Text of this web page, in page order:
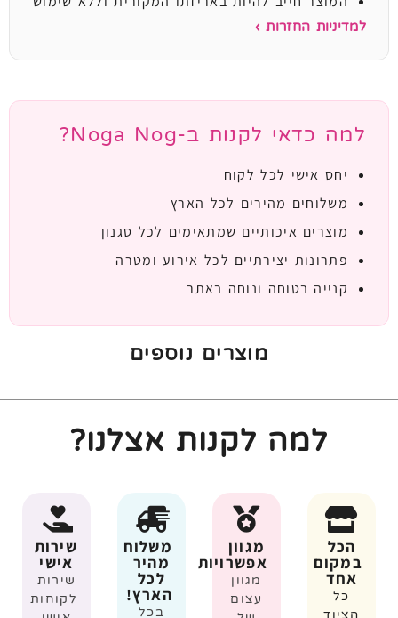
למדיניות החזרות ›
למה כדאי לקנות ב-Noga Nog?
יחס אישי לכל לקוח
משלוחים מהירים לכל הארץ
מוצרים איכותיים שמתאימים לכל סגנון
פתרונות יצירתיים לכל אירוע ומטרה
קנייה בטוחה ונוחה באתר
מוצרים נוספים
למה לקנות אצלנו?
הכל
במקום
אחד
כל
הציוד
מגוון
אפשרויות
מגוון
עצום
משלוח
מהיר
לכל
הארץ!
בכל
שירות
אישי
שירות
לקוחות